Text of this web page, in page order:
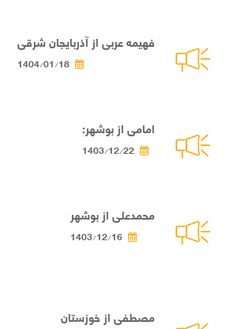
فهیمه عربی از آذربایجان شرقی
1404/01/18
امامی از بوشهر:
1403/12/22
محمدعلی از بوشهر
1403/12/16
مصطفی از خوزستان